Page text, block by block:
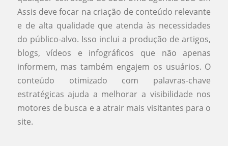
Assis deve focar na criação de conteúdo relevante
e de alta qualidade que atenda às necessidades
do público-alvo. Isso inclui a produção de artigos,
blogs, vídeos e infográficos que não apenas
informem, mas também engajem os usuários. O
conteúdo otimizado com palavras-chave
estratégicas ajuda a melhorar a visibilidade nos
motores de busca e a atrair mais visitantes para o
site.